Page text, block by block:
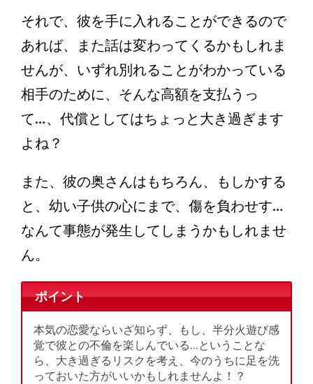
それで、彼を手に入れることができるので
あれば、また話は変わってくるかもしれま
せんが、いずれ別れることがわかっている
相手のために、そんな高額を支払うっ
て…、代償としてはちょっと大き過ぎます
よね？
また、彼の奥さんはもちろん、もしかする
と、幼い子供の心にまで、傷を負わせす…
なんて事態が発生してしまうかもしれませ
ん。
ポイント
本気の恋愛ならいざ知らず、もし、半分火遊び感
覚で彼との不倫を楽しんでいる…ということな
ら、大き過ぎるリスクを考え、今のうちに足を洗
っておいた方がいいかもしれませんよ！？